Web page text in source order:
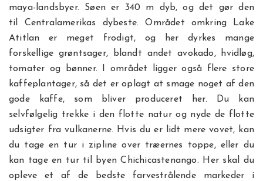
maya-landsbyer. Søen er 340 m dyb, og det gør den
til Centralamerikas dybeste. Området omkring Lake
Atitlan er meget frodigt, og her dyrkes mange
forskellige grøntsager, blandt andet avokado, hvidløg,
tomater og bønner. I området ligger også flere store
kaffeplantager, så det er oplagt at smage noget af den
gode kaffe, som bliver produceret her. Du kan
selvfølgelig trekke i den flotte natur og nyde de flotte
udsigter fra vulkanerne. Hvis du er lidt mere vovet, kan
du tage en tur i zipline over træernes toppe, eller du
kan tage en tur til byen Chichicastenango. Her skal du
opleve et af de bedste farvestrålende markeder i